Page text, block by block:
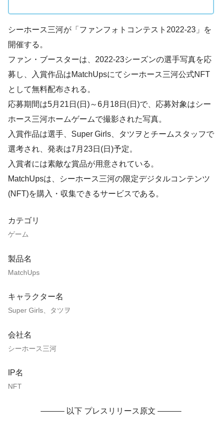
シーホース三河が「ファンフォトコンテスト2022-23」を
開催する。
ファン・ブースターは、2022-23シーズンの選手写真を応
募し、入賞作品はMatchUpsにてシーホース三河公式NFT
として無料配布される。
応募期間は5月21日(日)～6月18日(日)で、応募対象はシー
ホース三河ホームゲームで撮影された写真。
入賞作品は選手、Super Girls、タツヲとチームスタッフで
選考され、発表は7月23日(日)予定。
入賞者には素敵な賞品が用意されている。
MatchUpsは、シーホース三河の限定デジタルコンテンツ
(NFT)を購入・収集できるサービスである。
カテゴリ
ゲーム
製品名
MatchUps
キャラクター名
Super Girls、タツヲ
会社名
シーホース三河
IP名
NFT
——— 以下 プレスリリース原文 ———